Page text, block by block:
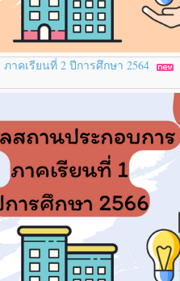
าคเรียนที่ 2 ปีการศึกษา 2564